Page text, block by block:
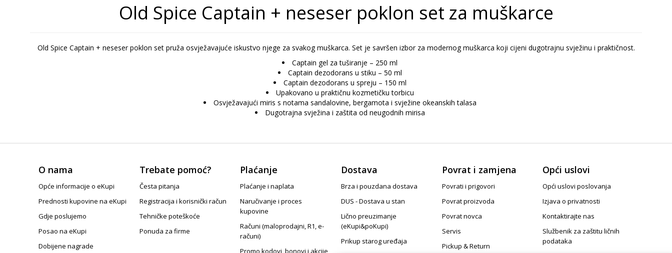
Old Spice Captain + neseser poklon set za muškarce
Old Spice Captain + neseser poklon set pruža osvježavajuće iskustvo njege za svakog muškarca. Set je savršen izbor za modernog muškarca koji cijeni dugotrajnu svježinu i praktičnost.
Captain gel za tuširanje – 250 ml
Captain dezodorans u stiku – 50 ml
Captain dezodorans u spreju – 150 ml
Upakovano u praktičnu kozmetičku torbicu
Osvježavajući miris s notama sandalovine, bergamota i svježine okeanskih talasa
Dugotrajna svježina i zaštita od neugodnih mirisa
O nama
Opće informacije o eKupi
Prednosti kupovine na eKupi
Gdje poslujemo
Posao na eKupi
Dobijene nagrade
Trebate pomoć?
Česta pitanja
Registracija i korisnički račun
Tehničke poteškoće
Ponuda za firme
Plaćanje
Plaćanje i naplata
Naručivanje i proces
kupovine
Računi (maloprodajni, R1, e-
računi)
Promo kodovi, bonovi i akcije
Dostava
Brza i pouzdana dostava
DUS - Dostava u stan
Lično preuzimanje
(eKupi&poKupi)
Prikup starog uređaja
Povrat i zamjena
Povrati i prigovori
Povrat proizvoda
Povrat novca
Servis
Pickup & Return
Opći uslovi
Opći uslovi poslovanja
Izjava o privatnosti
Kontaktirajte nas
Službenik za zaštitu ličnih
podataka